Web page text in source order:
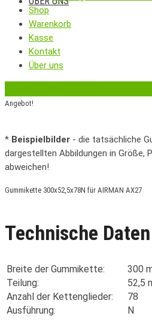
Shop
Warenkorb
Kasse
Kontakt
Über uns
Angebot!
* Beispielbilder - die tatsächliche
dargestellten Abbildungen in Größe,
abweichen!
Gummikette 300x52,5x78N für AIRMAN AX27
Technische Daten
Breite der Gummikette:
300
Teilung:
52,5
Anzahl der Kettenglieder:
78
Ausführung:
N